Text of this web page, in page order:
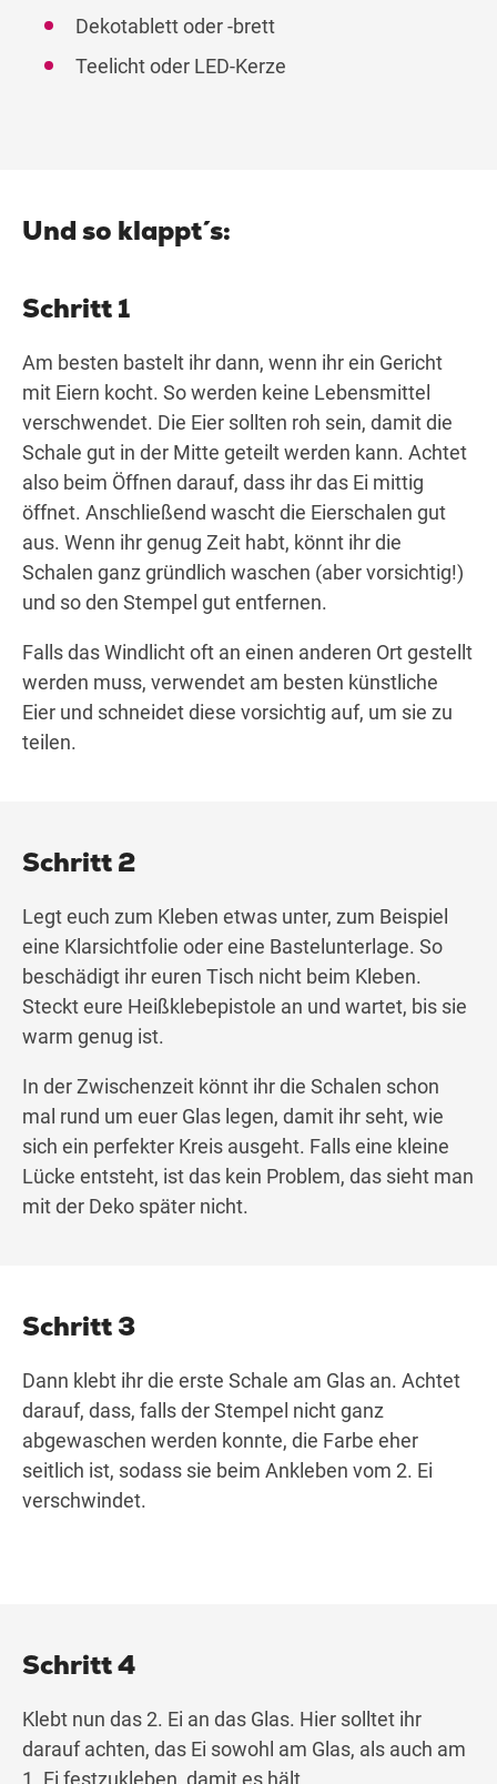
Dekotablett oder -brett
Teelicht oder LED-Kerze
Und so klappt´s:
Schritt 1
Am besten bastelt ihr dann, wenn ihr ein Gericht
mit Eiern kocht. So werden keine Lebensmittel
verschwendet. Die Eier sollten roh sein, damit die
Schale gut in der Mitte geteilt werden kann. Achtet
also beim Öffnen darauf, dass ihr das Ei mittig
öffnet. Anschließend wascht die Eierschalen gut
aus. Wenn ihr genug Zeit habt, könnt ihr die
Schalen ganz gründlich waschen (aber vorsichtig!)
und so den Stempel gut entfernen.
Falls das Windlicht oft an einen anderen Ort gestellt
werden muss, verwendet am besten künstliche
Eier und schneidet diese vorsichtig auf, um sie zu
teilen.
Schritt 2
Legt euch zum Kleben etwas unter, zum Beispiel
eine Klarsichtfolie oder eine Bastelunterlage. So
beschädigt ihr euren Tisch nicht beim Kleben.
Steckt eure Heißklebepistole an und wartet, bis sie
warm genug ist.
In der Zwischenzeit könnt ihr die Schalen schon
mal rund um euer Glas legen, damit ihr seht, wie
sich ein perfekter Kreis ausgeht. Falls eine kleine
Lücke entsteht, ist das kein Problem, das sieht man
mit der Deko später nicht.
Schritt 3
Dann klebt ihr die erste Schale am Glas an. Achtet
darauf, dass, falls der Stempel nicht ganz
abgewaschen werden konnte, die Farbe eher
seitlich ist, sodass sie beim Ankleben vom 2. Ei
verschwindet.
Schritt 4
Klebt nun das 2. Ei an das Glas. Hier solltet ihr
darauf achten, das Ei sowohl am Glas, als auch am
1. Ei festzukleben, damit es hält.